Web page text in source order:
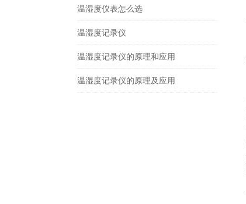
温湿度仪表怎么选
温湿度记录仪
温湿度记录仪的原理和应用
温湿度记录仪的原理及应用